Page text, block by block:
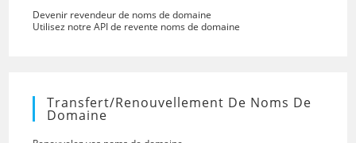
Devenir revendeur de noms de domaine
Utilisez notre API de revente noms de domaine
Transfert/renouvellement De Noms De
Domaine